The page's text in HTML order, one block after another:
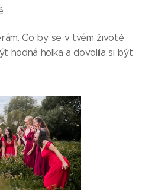
Co by se v tvém životě
hodná holka a dovolila si být